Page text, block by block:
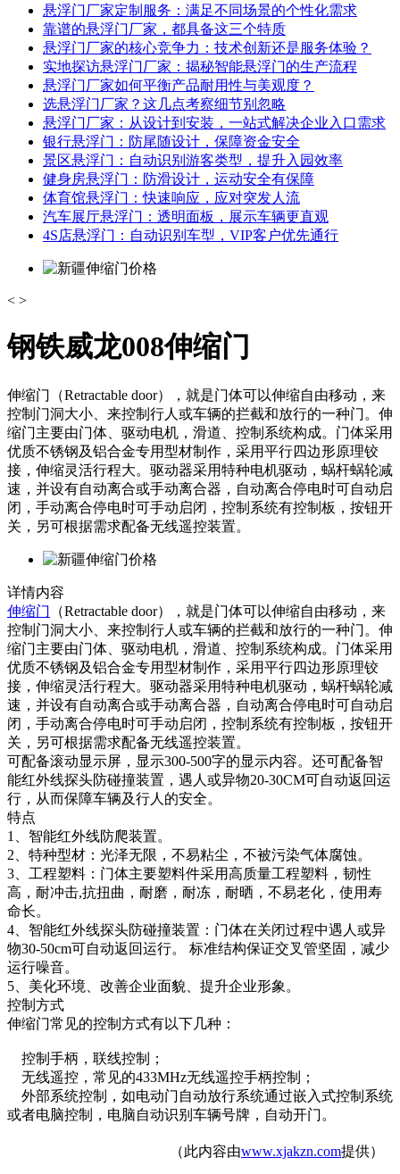
悬浮门厂家定制服务：满足不同场景的个性化需求
靠谱的悬浮门厂家，都具备这三个特质
悬浮门厂家的核心竞争力：技术创新还是服务体验？
实地探访悬浮门厂家：揭秘智能悬浮门的生产流程
悬浮门厂家如何平衡产品耐用性与美观度？
选悬浮门厂家？这几点考察细节别忽略
悬浮门厂家：从设计到安装，一站式解决企业入口需求
银行悬浮门：防尾随设计，保障资金安全
景区悬浮门：自动识别游客类型，提升入园效率
健身房悬浮门：防滑设计，运动安全有保障
体育馆悬浮门：快速响应，应对突发人流
汽车展厅悬浮门：透明面板，展示车辆更直观
4S店悬浮门：自动识别车型，VIP客户优先通行
< >
钢铁威龙008伸缩门
伸缩门（Retractable door），就是门体可以伸缩自由移动，来
控制门洞大小、来控制行人或车辆的拦截和放行的一种门。伸
缩门主要由门体、驱动电机，滑道、控制系统构成。门体采用
优质不锈钢及铝合金专用型材制作，采用平行四边形原理铰
接，伸缩灵活行程大。驱动器采用特种电机驱动，蜗杆蜗轮减
速，并设有自动离合或手动离合器，自动离合停电时可自动启
闭，手动离合停电时可手动启闭，控制系统有控制板，按钮开
关，另可根据需求配备无线遥控装置。
详情内容
伸缩门
（Retractable door），就是门体可以伸缩自由移动，来
控制门洞大小、来控制行人或车辆的拦截和放行的一种门。伸
缩门主要由门体、驱动电机，滑道、控制系统构成。门体采用
优质不锈钢及铝合金专用型材制作，采用平行四边形原理铰
接，伸缩灵活行程大。驱动器采用特种电机驱动，蜗杆蜗轮减
速，并设有自动离合或手动离合器，自动离合停电时可自动启
闭，手动离合停电时可手动启闭，控制系统有控制板，按钮开
关，另可根据需求配备无线遥控装置。
可配备滚动显示屏，显示300-500字的显示内容。还可配备智
能红外线探头防碰撞装置，遇人或异物20-30CM可自动返回运
行，从而保障车辆及行人的安全。
特点
1、智能红外线防爬装置。
2、特种型材：光泽无限，不易粘尘，不被污染气体腐蚀。
3、工程塑料：门体主要塑料件采用高质量工程塑料，韧性
高，耐冲击,抗扭曲，耐磨，耐冻，耐晒，不易老化，使用寿
命长。
4、智能红外线探头防碰撞装置：门体在关闭过程中遇人或异
物30-50cm可自动返回运行。 标准结构保证交叉管坚固，减少
运行噪音。
5、美化环境、改善企业面貌、提升企业形象。
控制方式
伸缩门常见的控制方式有以下几种：
控制手柄，联线控制；
无线遥控，常见的433MHz无线遥控手柄控制；
外部系统控制，如电动门自动放行系统通过嵌入式控制系统
或者电脑控制，电脑自动识别车辆号牌，自动开门。
（此内容由www.xjakzn.com提供）